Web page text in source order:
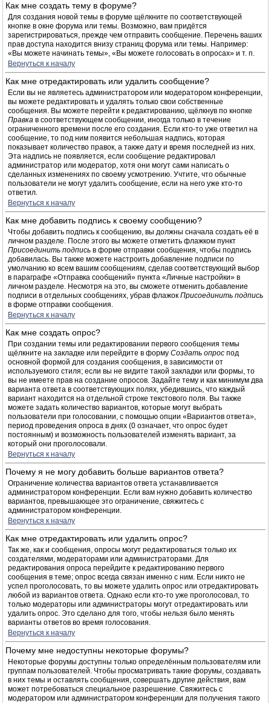
Как мне создать тему в форуме?
Для создания новой темы в форуме щёлкните по соответствующей
кнопке в окне форума или темы. Возможно, вам придётся
зарегистрироваться, прежде чем отправить сообщение. Перечень ваших
прав доступа находится внизу страниц форума или темы. Например:
«Вы можете начинать темы», «Вы можете голосовать в опросах» и т. п.
Вернуться к началу
Как мне отредактировать или удалить сообщение?
Если вы не являетесь администратором или модератором конференции,
вы можете редактировать и удалять только свои собственные
сообщения. Вы можете перейти к редактированию, щёлкнув по кнопке
Правка в соответствующем сообщении, иногда только в течение
ограниченного времени после его создания. Если кто-то уже ответил на
сообщение, то под ним появится небольшая надпись, которая
показывает количество правок, а также дату и время последней из них.
Эта надпись не появляется, если сообщение редактировал
администратор или модератор, хотя они могут сами написать о
сделанных изменениях по своему усмотрению. Учтите, что обычные
пользователи не могут удалить сообщение, если на него уже кто-то
ответил.
Вернуться к началу
Как мне добавить подпись к своему сообщению?
Чтобы добавить подпись к сообщению, вы должны сначала создать её в
личном разделе. После этого вы можете отметить флажком пункт
Присоединить подпись в форме отправки сообщения, чтобы подпись
добавилась. Вы также можете настроить добавление подписи по
умолчанию ко всем вашим сообщениям, сделав соответствующий выбор
в параграфе «Отправка сообщений» пункта «Личные настройки» в
личном разделе. Несмотря на это, вы сможете отменить добавление
подписи в отдельных сообщениях, убрав флажок Присоединить подпись
в форме отправки сообщения.
Вернуться к началу
Как мне создать опрос?
При создании темы или редактировании первого сообщения темы
щёлкните на закладке или перейдите в форму Создать опрос под
основной формой для создания сообщения, в зависимости от
используемого стиля; если вы не видите такой закладки или формы, то
вы не имеете прав на создание опросов. Задайте тему и как минимум два
варианта ответа в соответствующих полях, убедившись, что каждый
вариант находится на отдельной строке текстового поля. Вы также
можете задать количество вариантов, которые могут выбрать
пользователи при голосовании, с помощью опции «Вариантов ответа»,
период проведения опроса в днях (0 означает, что опрос будет
постоянным) и возможность пользователей изменять вариант, за
который они проголосовали.
Вернуться к началу
Почему я не могу добавить больше вариантов ответа?
Ограничение количества вариантов ответа устанавливается
администратором конференции. Если вам нужно добавить количество
вариантов, превышающее это ограничение, свяжитесь с
администратором конференции.
Вернуться к началу
Как мне отредактировать или удалить опрос?
Так же, как и сообщения, опросы могут редактироваться только их
создателями, модераторами или администраторами. Для
редактирования опроса перейдите к редактированию первого
сообщения в теме; опрос всегда связан именно с ним. Если никто не
успел проголосовать, то вы можете удалить опрос или отредактировать
любой из вариантов ответа. Однако если кто-то уже проголосовал, то
только модераторы или администраторы могут отредактировать или
удалить опрос. Это сделано для того, чтобы нельзя было менять
варианты ответов во время голосования.
Вернуться к началу
Почему мне недоступны некоторые форумы?
Некоторые форумы доступны только определённым пользователям или
группам пользователей. Чтобы просматривать такие форумы, создавать
в них темы и оставлять сообщения, совершать другие действия, вам
может потребоваться специальное разрешение. Свяжитесь с
модератором или администратором конференции для получения такого